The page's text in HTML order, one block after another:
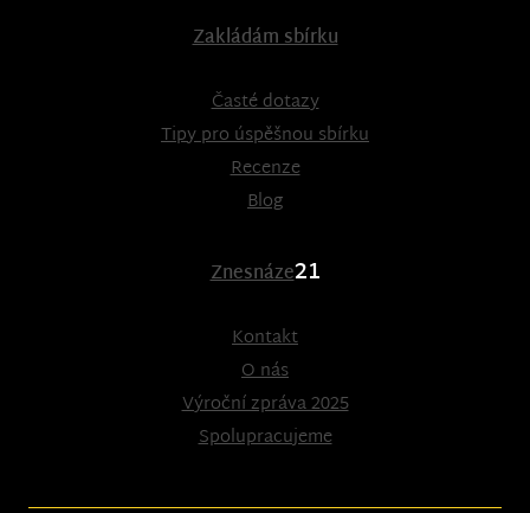
Zakládám sbírku
Časté dotazy
Tipy pro úspěšnou sbírku
Recenze
Blog
Znesnáze21
Kontakt
O nás
Výroční zpráva 2025
Spolupracujeme